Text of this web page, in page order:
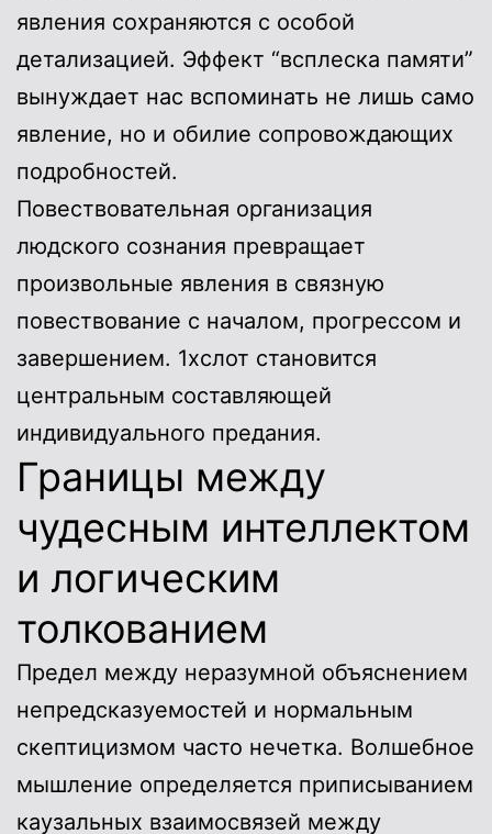
явления сохраняются с особой
детализацией. Эффект “всплеска памяти”
вынуждает нас вспоминать не лишь само
явление, но и обилие сопровождающих
подробностей.
Повествовательная организация
людского сознания превращает
произвольные явления в связную
повествование с началом, прогрессом и
завершением. 1хслот становится
центральным составляющей
индивидуального предания.
Границы между
чудесным интеллектом
и логическим
толкованием
Предел между неразумной объяснением
непредсказуемостей и нормальным
скептицизмом часто нечетка. Волшебное
мышление определяется приписыванием
каузальных взаимосвязей между